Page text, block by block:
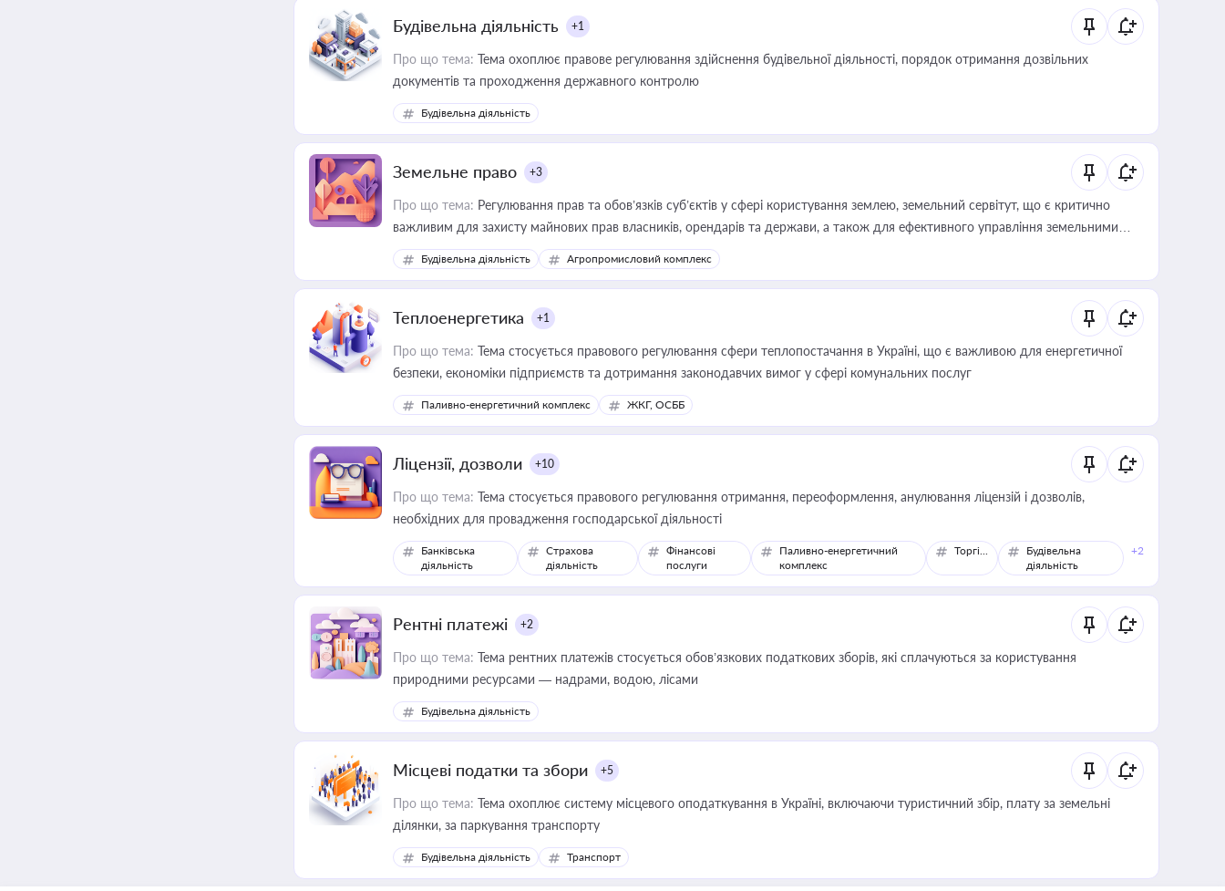
Будівельна діяльність +1
Про що тема: Тема охоплює правове регулювання здійснення будівельної діяльності, порядок отримання дозвільних
документів та проходження державного контролю
Будівельна діяльність
Земельне право +3
Про що тема: Регулювання прав та обов’язків суб’єктів у сфері користування землею, земельний сервітут, що є критично
важливим для захисту майнових прав власників, орендарів та держави, а також для ефективного управління земельними
ресурсами
Будівельна діяльність Агропромисловий комплекс
Теплоенергетика +1
Про що тема: Тема стосується правового регулювання сфери теплопостачання в Україні, що є важливою для енергетичної
безпеки, економіки підприємств та дотримання законодавчих вимог у сфері комунальних послуг
Паливно-енергетичний комплекс ЖКГ, ОСББ
Ліцензії, дозволи +10
Про що тема: Тема стосується правового регулювання отримання, переоформлення, анулювання ліцензій і дозволів,
необхідних для провадження господарської діяльності
Банківська
діяльність
Страхова
діяльність
Фінансові
послуги
Паливно-енергетичний
комплекс
Торгівля
Будівельна
діяльність
+2
Рентні платежі +2
Про що тема: Тема рентних платежів стосується обов’язкових податкових зборів, які сплачуються за користування
природними ресурсами — надрами, водою, лісами
Будівельна діяльність
Місцеві податки та збори +5
Про що тема: Тема охоплює систему місцевого оподаткування в Україні, включаючи туристичний збір, плату за земельні
ділянки, за паркування транспорту
Будівельна діяльність Транспорт